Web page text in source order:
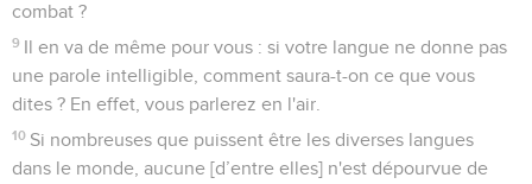
combat ?
9 Il en va de même pour vous : si votre langue ne donne pas
une parole intelligible, comment saura-t-on ce que vous
dites ? En effet, vous parlerez en l'air.
10 Si nombreuses que puissent être les diverses langues
dans le monde, aucune [d’entre elles] n'est dépourvue de